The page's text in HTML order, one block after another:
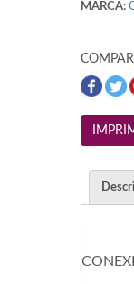
MARCA: